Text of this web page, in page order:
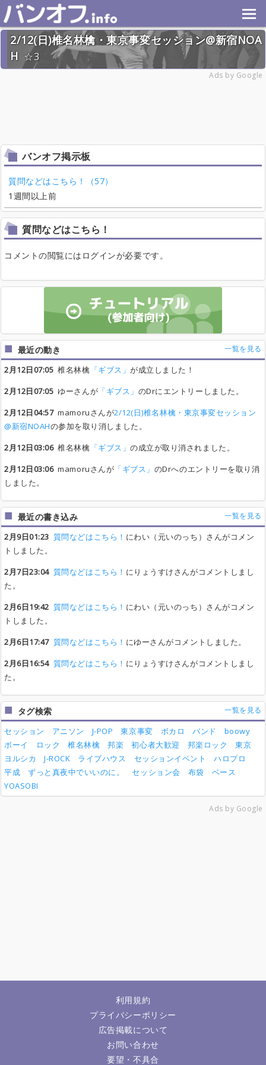
2/12(日)椎名林檎・東京事変セッション@新宿NOA
H
3
Ads by Google
バンオフ掲示板
質問などはこちら！（57）
1週間以上前
質問などはこちら！
コメントの閲覧にはログインが必要です。
最近の動き 一覧を見る
2月12日07:05 椎名林檎 「ギブス」が成立しました！
2月12日07:05 ゆーさんが 「ギブス」 のDrにエントリーしました。
2月12日04:57mamoruさんが2/12(日)椎名林檎・東京事変セッション
@新宿NOAHの参加を取り消しました。
2月12日03:06椎名林檎 「ギブス」の成立が取り消されました。
2月12日03:06mamoruさんが 「ギブス」 のDrへのエントリーを取り消
しました。
最近の書き込み 一覧を見る
2月9日01:23 質問などはこちら！ にわい（元いのっち）さんがコメン
トしました。
2月7日23:04 質問などはこちら！ にりょうすけさんがコメントしまし
た。
2月6日19:42 質問などはこちら！ にわい（元いのっち）さんがコメン
トしました。
2月6日17:47 質問などはこちら！ にゆーさんがコメントしました。
2月6日16:54 質問などはこちら！ にりょうすけさんがコメントしまし
た。
タグ検索 一覧を見る
セッション アニソン J-POP 東京事変 ボカロ バンド
boowy
ボーイ
ロック 椎名林檎 邦楽 初心者大歓迎 邦楽ロック
東京
ヨルシカ
J-ROCK ライブハウス セッションイベント
ハロプロ
平成
ずっと真夜中でいいのに。 セッション会 布袋
ベース
YOASOBI
Ads by Google
利用規約
プライバシーポリシー
広告掲載について
お問い合わせ
要望・不具合